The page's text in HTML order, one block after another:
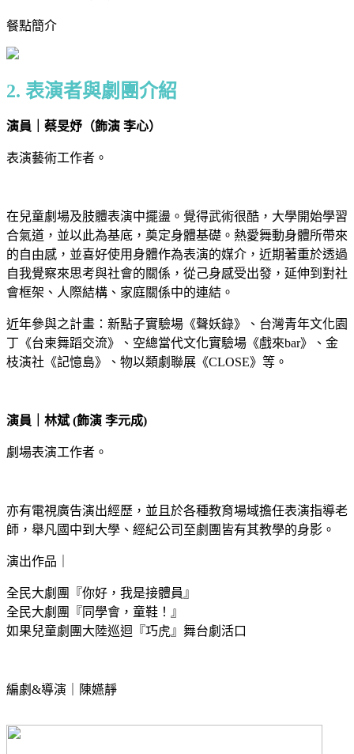
餐點簡介
2. 表演者與劇團介紹
演員｜蔡旻妤（飾演 李心）
表演藝術工作者。
在兒童劇場及肢體表演中擺盪。覺得武術很酷，大學開始學習
合氣道，並以此為基底，奠定身體基礎。熱愛舞動身體所帶來
的自由感，並喜好使用身體作為表演的媒介，近期著重於透過
自我覺察來思考與社會的關係，從己身感受出發，延伸到對社
會框架、人際結構、家庭關係中的連結。
近年參與之計畫：新點子實驗場《聲妖錄》、台灣青年文化園
丁《台柬舞蹈交流》、空總當代文化實驗場《戲來bar》、金
枝演社《記憶島》、物以類劇聯展《CLOSE》等。
演員｜林斌 (飾演 李元成)
劇場表演工作者。
亦有電視廣告演出經歷，並且於各種教育場域擔任表演指導老
師，舉凡國中到大學、經紀公司至劇團皆有其教學的身影。
演出作品｜
全民大劇團『你好，我是接體員』
全民大劇團『同學會，童鞋！』
如果兒童劇團大陸巡迴『巧虎』舞台劇活口
編劇&導演｜陳嬿靜